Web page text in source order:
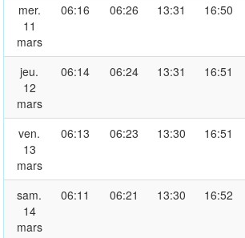
mer.
11
mars
06:16 06:26 13:31 16:50
jeu.
12
mars
06:14 06:24 13:31 16:51
ven.
13
mars
06:13 06:23 13:30 16:51
sam.
14
mars
06:11 06:21 13:30 16:52